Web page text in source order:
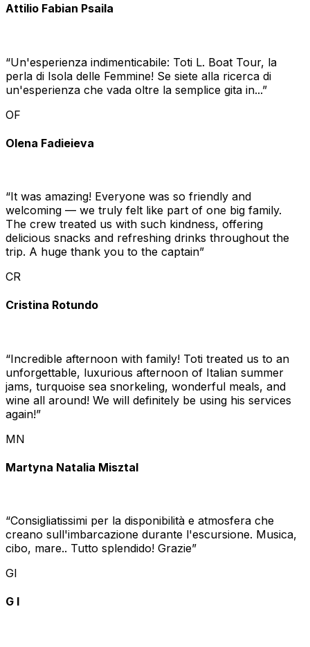
Attilio Fabian Psaila
“Un'esperienza indimenticabile: Toti L. Boat Tour, la
perla di Isola delle Femmine! Se siete alla ricerca di
un'esperienza che vada oltre la semplice gita in...”
OF
Olena Fadieieva
“It was amazing! Everyone was so friendly and
welcoming — we truly felt like part of one big family.
The crew treated us with such kindness, offering
delicious snacks and refreshing drinks throughout the
trip. A huge thank you to the captain”
CR
Cristina Rotundo
“Incredible afternoon with family! Toti treated us to an
unforgettable, luxurious afternoon of Italian summer
jams, turquoise sea snorkeling, wonderful meals, and
wine all around! We will definitely be using his services
again!”
MN
Martyna Natalia Misztal
“Consigliatissimi per la disponibilità e atmosfera che
creano sull'imbarcazione durante l'escursione. Musica,
cibo, mare.. Tutto splendido! Grazie”
GI
G I